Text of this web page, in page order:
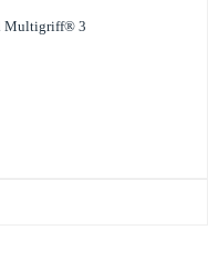
Multigriff® 3